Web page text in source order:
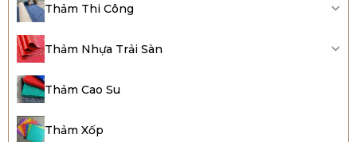
Thảm Thi Công
Thảm Nhựa Trải Sàn
Thảm Cao Su
Thảm Xốp